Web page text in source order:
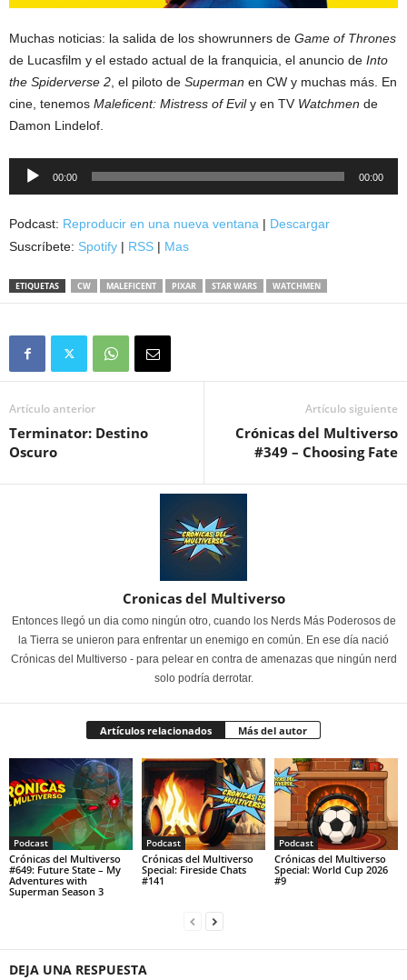
Muchas noticias: la salida de los showrunners de Game of Thrones
de Lucasfilm y el estado actual de la franquicia, el anuncio de Into
the Spiderverse 2 , el piloto de Superman en CW y muchas más. En
cine, tenemos Maleficent: Mistress of Evily en TV Watchmen de
Damon Lindelof.
Reproductor
00:00 00:00
Podcast: Reproducir en una nueva ventana | Descargar
Suscríbete: Spotify | RSS | Mas
ETIQUETAS CW MALEFICENT PIXAR STAR WARS WATCHMEN
Artículo anterior
Terminator: Destino
Oscuro
Artículo siguiente
Crónicas del Multiverso
#349 – Choosing Fate
Cronicas del Multiverso
Entonces llegó un dia como ningún otro, cuando los Nerds Más Poderosos de
la Tierra se unieron para enfrentar un enemigo en común. En ese día nació
Crónicas del Multiverso - para pelear en contra de amenazas que ningún nerd
solo podría derrotar.
Artículos relacionados Más del autor
Podcast
Crónicas del Multiverso
#649: Future State – My
Adventures with
Superman Season 3
Podcast
Crónicas del Multiverso
Special: Fireside Chats
#141
Podcast
Crónicas del Multiverso
Special: World Cup 2026
#9
DEJA UNA RESPUESTA